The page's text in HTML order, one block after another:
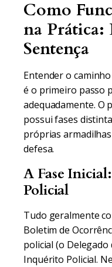
Como
na
Sentença
Entender o
é o primeiro passo
adequadamente. O
possui fases
próprias
defesa.
A Fase
Policial
Tudo geralmente
Boletim de
policial (o
Inquérito Policial.